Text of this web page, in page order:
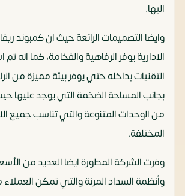
اليها.
وايضا التصميمات الرائعة حيث ان كمبوند
الادارية يوفر الرفاهية والفخامة، كما انه
التقنيات بداخله حتي يوفر بيئة مميزة من
بجانب المساحة الضخمة التي يوجد عليها
من الوحدات المتنوعة والتي تناسب جميع
المختلفة.
وفرت الشركة المطورة ايضا العديد من
وأنظمة السداد المرنة والتي تمكن